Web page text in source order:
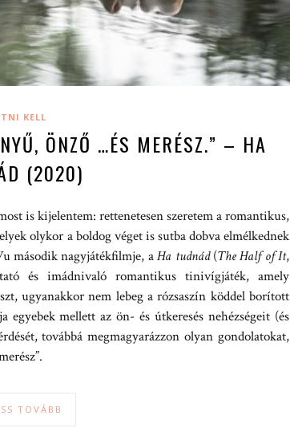
KELL
ÖNZŐ …ÉS MERÉSZ.” – HA
(2020)
is kijelentem: rettenetesen szeretem a romantikus,
olykor a boldog véget is sutba dobva elmélkednek
második nagyjátékfilmje, aHa tudnád(The Half of It,
és imádnivaló romantikus tinivígjáték, amely
ugyanakkor nem lebeg a rózsaszín köddel borított
mellett az ön- és útkeresés nehézségeit (és
továbbá megmagyarázzon olyan gondolatokat,
TOVÁBB